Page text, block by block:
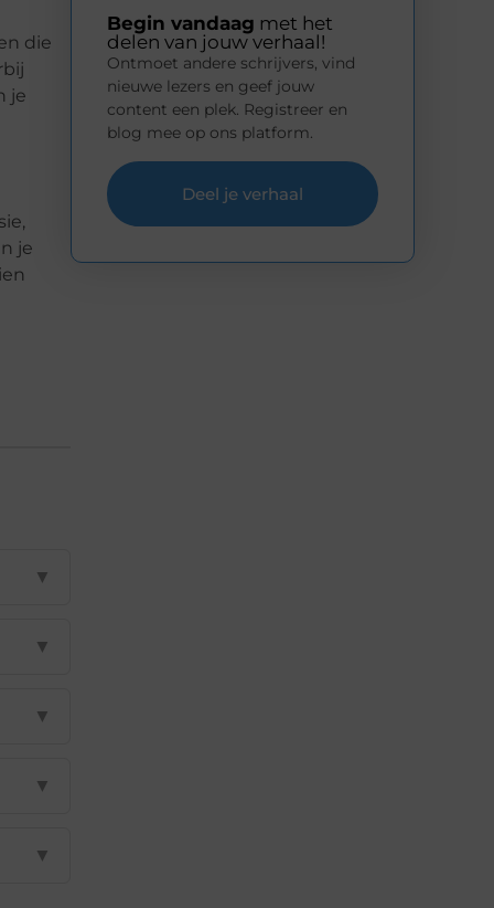
die
je
je
▼
▼
▼
▼
▼
Begin vandaag met het
delen van jouw verhaal!
Ontmoet andere schrijvers, vind
nieuwe lezers en geef jouw
content een plek. Registreer en
blog mee op ons platform.
Deel je verhaal